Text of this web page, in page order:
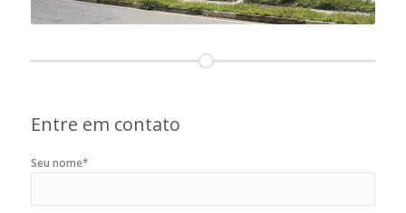
Entre em contato
Seu nome*